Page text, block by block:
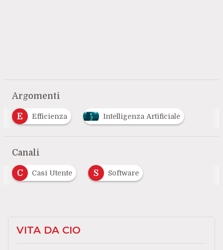
Argomenti
E Efficienza Intelligenza Artificiale
Canali
C Casi Utente S Software
VITA DA CIO